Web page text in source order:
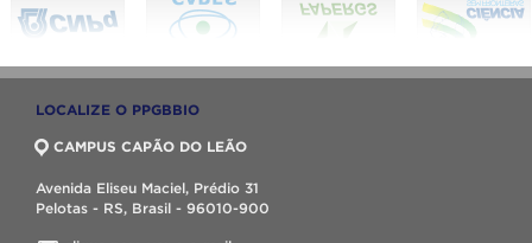
LOCALIZE O PPGBBIO
CAMPUS CAPÃO DO LEÃO
Avenida Eliseu Maciel, Prédio 31
Pelotas - RS, Brasil - 96010-900